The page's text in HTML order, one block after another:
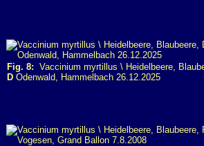
Fig. 8: Vaccinium myrtillus \ Heidelbeere,
D Odenwald, Hammelbach 26.12.2025